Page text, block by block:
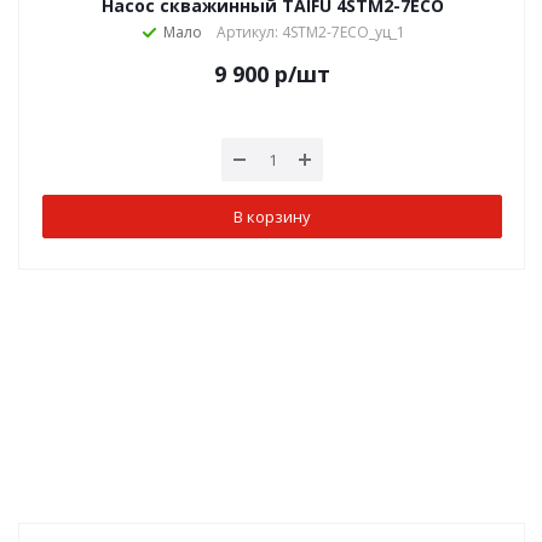
Насос скважинный TAIFU 4STM2-7ECO
Мало Артикул: 4STM2-7ECO_уц_1
9 900 р/шт
В корзину